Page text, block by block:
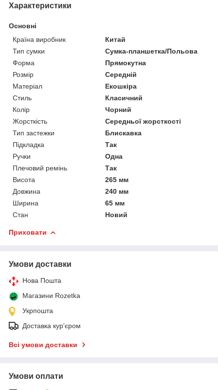
Характеристики
Основні
Країна виробник
Китай
Тип сумки
Сумка-планшетка/Польова
Форма
Прямокутна
Розмір
Середній
Матеріал
Екошкіра
Стиль
Класичний
Колір
Чорний
Жорсткість
Середньої жорсткості
Тип застежки
Блискавка
Підкладка
Так
Ручки
Одна
Плечовий ремінь
Так
Висота
265 мм
Довжина
240 мм
Ширина
65 мм
Стан
Новий
Приховати
Умови доставки
Нова Пошта
Магазини Rozetka
Укрпошта
Доставка кур'єром
Всі умови доставки
Умови оплати